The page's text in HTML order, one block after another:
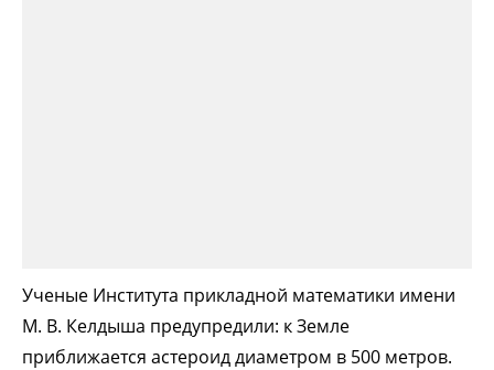
Ученые Института прикладной математики имени
М. В. Келдыша предупредили: к Земле
приближается астероид диаметром в 500 метров.